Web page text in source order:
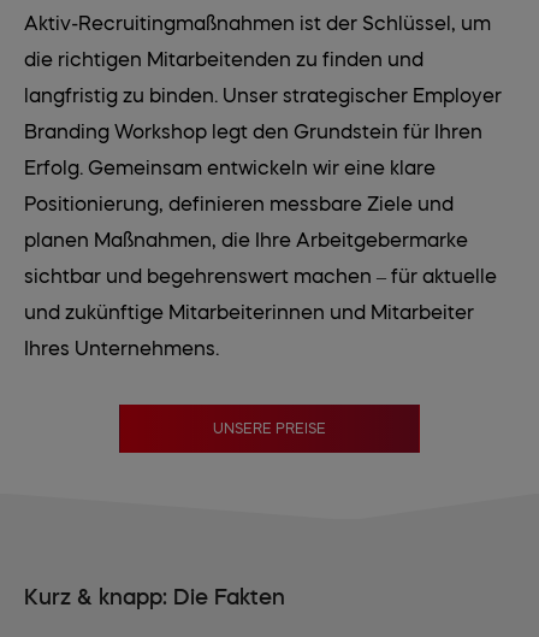
Aktiv-Recruitingmaßnahmen ist der Schlüssel, um
die richtigen Mitarbeitenden zu finden und
langfristig zu binden. Unser strategischer Employer
Branding Workshop legt den Grundstein für Ihren
Erfolg. Gemeinsam entwickeln wir eine klare
Positionierung, definieren messbare Ziele und
planen Maßnahmen, die Ihre Arbeitgebermarke
sichtbar und begehrenswert machen – für aktuelle
und zukünftige Mitarbeiterinnen und Mitarbeiter
Ihres Unternehmens.
UNSERE PREISE
Kurz & knapp: Die Fakten